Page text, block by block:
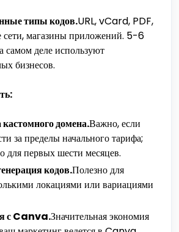
типы кодов.URL, vCard, PDF,
сети, магазины приложений. 5-6
самом деле используют
бизнесов.
домена.Важно, если
за пределы начального тарифа;
для первых шести месяцев.
кодов.Полезно для
локациями или вариациями
с Canva.Значительная экономия